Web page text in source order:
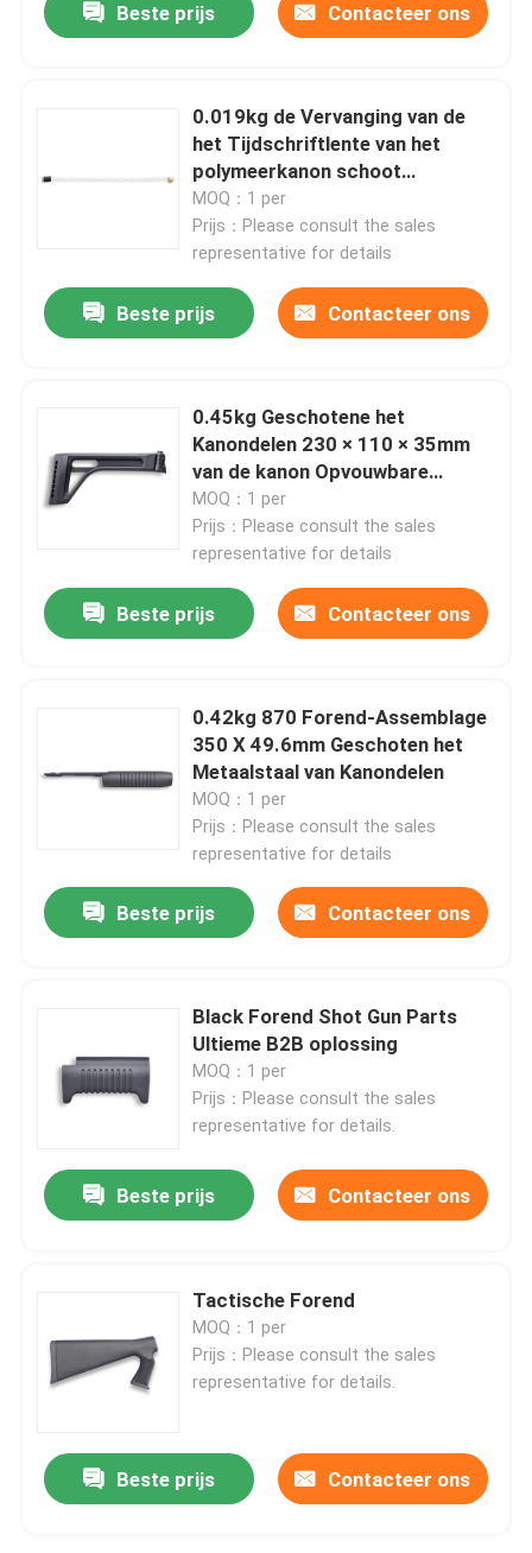
Producten
Fabriekstocht
Kwaliteitscontrole
Vraag een offerte
De Jachtgeweren van de pompactie
Beste prijs Contacteer ons
0.019kg de Vervanging van de
het Tijdschriftlente van het
polymeerkanon schoot
Kanondelen
MOQ：1 per
Prijs：Please consult the sales
representative for details
Beste prijs Contacteer ons
0.45kg Geschotene het
Kanondelen 230 × 110 × 35mm
van de kanon Opvouwbare
Voorraad Rubber
MOQ：1 per
Prijs：Please consult the sales
representative for details
Beste prijs Contacteer ons
0.42kg 870 Forend-Assemblage
350 X 49.6mm Geschoten het
Metaalstaal van Kanondelen
MOQ：1 per
Prijs：Please consult the sales
representative for details
Beste prijs Contacteer ons
Black Forend Shot Gun Parts
Ultieme B2B oplossing
MOQ：1 per
Prijs：Please consult the sales
representative for details.
Beste prijs Contacteer ons
Tactische Forend
MOQ：1 per
Prijs：Please consult the sales
representative for details.
Beste prijs Contacteer ons